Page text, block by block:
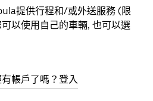
提供行程和/或外送服務 (限
以使用自己的車輛, 也可以選
有帳戶了嗎？登入